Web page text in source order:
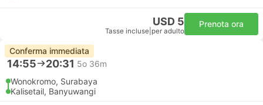
USD 5
Tasse incluse per adulto
Prenota ora
Conferma immediata
14:55 20:31 5o 36m
Wonokromo, Surabaya
Kalisetail, Banyuwangi